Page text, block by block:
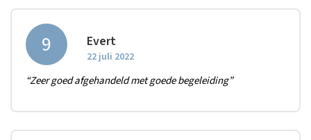
9 Evert
22 juli 2022
“Zeer goed afgehandeld met goede begeleiding”